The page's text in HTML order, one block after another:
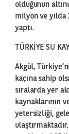
olduğunun
milyon ve
yaptı.
TÜRKİYE SU
Akgül,
kaçına sahip
sıralarda yer
kaynaklarının
yetersizliği,